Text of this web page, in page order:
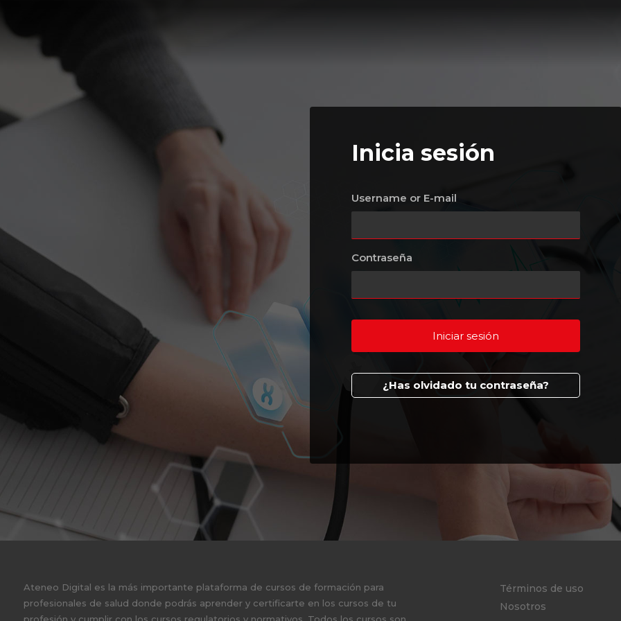
Inicia sesión
Username or E-mail
Contraseña
¿Has olvidado tu contraseña?
Ateneo Digital es la más importante plataforma de cursos de formación para
profesionales de salud donde podrás aprender y certificarte en los cursos de tu
Términos de uso
Nosotros